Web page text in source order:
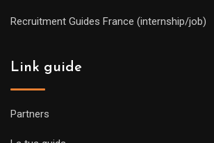
Recruitment Guides France (internship/job)
Link guide
Partners